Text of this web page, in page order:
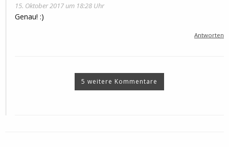
15. Oktober 2017 um 18:28 Uhr
Genau! :)
Antworten
5 weitere Kommentare